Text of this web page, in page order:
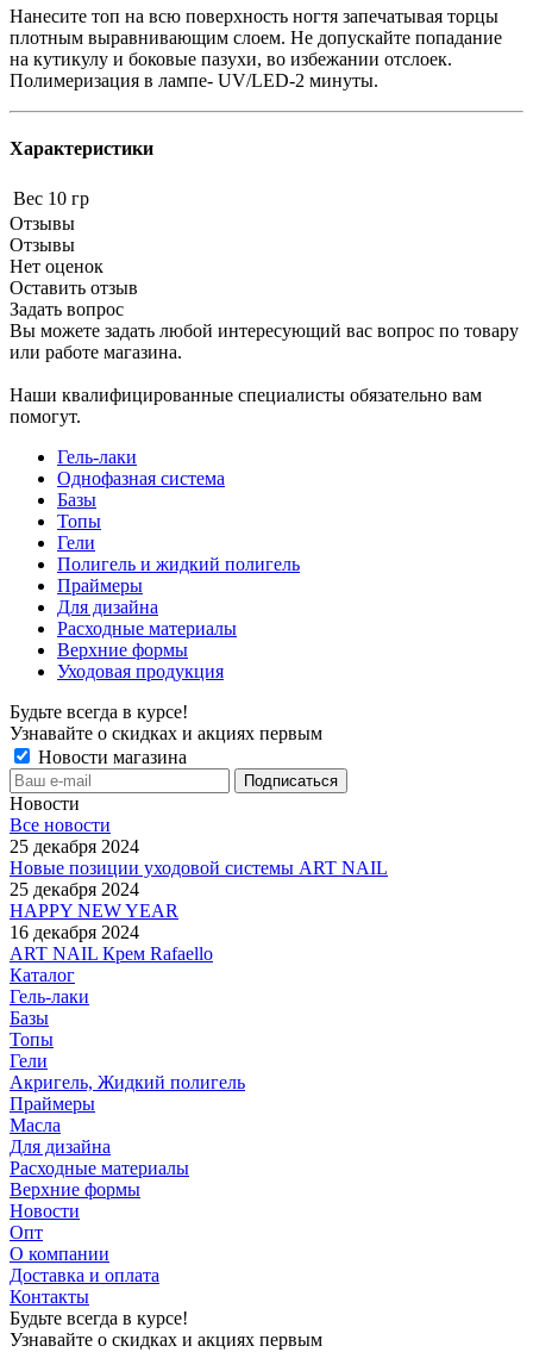
Нанесите топ на всю поверхность ногтя запечатывая торцы
плотным выравнивающим слоем. Не допускайте попадание
на кутикулу и боковые пазухи, во избежании отслоек.
Полимеризация в лампе- UV/LED-2 минуты.
Характеристики
Вес 10 гр
Отзывы
Отзывы
Нет оценок
Оставить отзыв
Задать вопрос
Вы можете задать любой интересующий вас вопрос по товару
или работе магазина.
Наши квалифицированные специалисты обязательно вам
помогут.
Гель-лаки
Однофазная система
Базы
Топы
Гели
Полигель и жидкий полигель
Праймеры
Для дизайна
Расходные материалы
Верхние формы
Уходовая продукция
Будьте всегда в курсе!
Узнавайте о скидках и акциях первым
Новости магазина
Новости
Все новости
25 декабря 2024
Новые позиции уходовой системы ART NAIL
25 декабря 2024
HAPPY NEW YEAR
16 декабря 2024
ART NAIL Крем Rafaello
Каталог
Гель-лаки
Базы
Топы
Гели
Акригель, Жидкий полигель
Праймеры
Масла
Для дизайна
Расходные материалы
Верхние формы
Новости
Опт
О компании
Доставка и оплата
Контакты
Будьте всегда в курсе!
Узнавайте о скидках и акциях первым